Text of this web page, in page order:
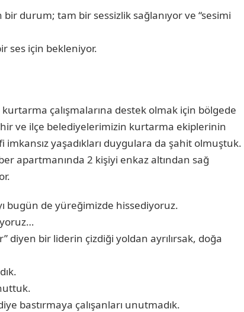
durum; tam bir sessizlik sağlanıyor ve “sesimi
ses için bekleniyor.
çalışmalarına destek olmak için bölgede
ve ilçe belediyelerimizin kurtarma ekiplerinin
imkansız yaşadıkları duygulara da şahit olmuştuk.
apartmanında 2 kişiyi enkaz altından sağ
bugün de yüreğimizde hissediyoruz.
diyen bir liderin çizdiği yoldan ayrılırsak, doğa
bastırmaya çalışanları unutmadık.